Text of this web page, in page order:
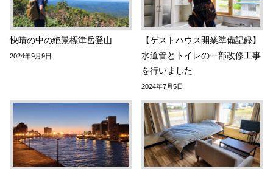
快晴の中の絶景標津岳登山
2024年9月9日
【ゲストハウス開業準備記録】
水道管とトイレの一部改修工事
を行いました
2024年7月5日